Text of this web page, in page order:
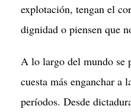
explotación, tengan el
dignidad o piensen que
A lo largo del mundo se
cuesta más enganchar a
períodos. Desde